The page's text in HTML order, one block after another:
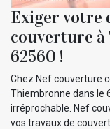
Exiger votre
couverture à
62560 !
Chez Nef couverture
Thiembronne dans le
irréprochable. Nef
vos travaux de